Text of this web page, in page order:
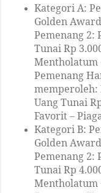
Kategori A:
Golden
Pemenang 2:
Tunai Rp
Mentholatum
Pemenang
memperoleh:
Uang Tunai
Favorit –
Kategori B:
Golden
Pemenang 2:
Tunai Rp
Mentholatum